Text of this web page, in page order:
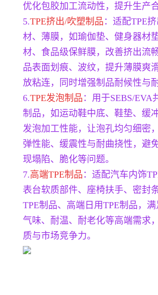
优化包胶加工流动性，提升生产合
5.TPE挤出/吹塑制品 ：适配TPE
材、薄膜，如瑜伽垫、健身器材
材、食品级保鲜膜，改善挤出流
品表面划痕、波纹，提升薄膜爽
放粘连，同时增强制品耐候性与耐
6.TPE发泡制品 ：用于SEBS/EVA
制品，如运动鞋中底、鞋垫、缓
发泡加工性能，让泡孔均匀细密
弹性能、缓震性与耐曲挠性，避
现塌陷、脆化等问题。
7.高端TPE制品 ：适配汽车内饰
表台软质部件、座椅扶手、密封
TPE制品、高端日用TPE制品，
气味、耐温、耐老化等高端需求
质与市场竞争力。